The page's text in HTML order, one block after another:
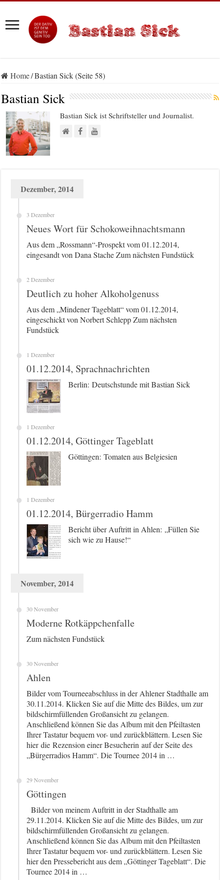
Home/Bastian Sick (Seite 58)
Bastian Sick
Bastian Sick ist Schriftsteller und Journalist.
Dezember, 2014
3 Dezember
Neues Wort für Schokoweihnachtsmann
Aus dem „Rossmann“-Prospekt vom 01.12.2014,
eingesandt von Dana Stache Zum nächsten Fundstück
2 Dezember
Deutlich zu hoher Alkoholgenuss
Aus dem „Mindener Tageblatt“ vom 01.12.2014,
eingeschickt von Norbert Schlepp Zum nächsten
Fundstück
1 Dezember
01.12.2014, Sprachnachrichten
Berlin: Deutschstunde mit Bastian Sick
1 Dezember
01.12.2014, Göttinger Tageblatt
Göttingen: Tomaten aus Belgiesien
1 Dezember
01.12.2014, Bürgerradio Hamm
Bericht über Auftritt in Ahlen: „Füllen Sie
sich wie zu Hause!“
November, 2014
30 November
Moderne Rotkäppchenfalle
Zum nächsten Fundstück
30 November
Ahlen
Bilder vom Tourneeabschluss in der Ahlener Stadthalle am
30.11.2014. Klicken Sie auf die Mitte des Bildes, um zur
bildschirmfüllenden Großansicht zu gelangen.
Anschließend können Sie das Album mit den Pfeiltasten
Ihrer Tastatur bequem vor- und zurückblättern. Lesen Sie
hier die Rezension einer Besucherin auf der Seite des
„Bürgerradios Hamm“. Die Tournee 2014 in …
29 November
Göttingen
Bilder von meinem Auftritt in der Stadthalle am
29.11.2014. Klicken Sie auf die Mitte des Bildes, um zur
bildschirmfüllenden Großansicht zu gelangen.
Anschließend können Sie das Album mit den Pfeiltasten
Ihrer Tastatur bequem vor- und zurückblättern. Lesen Sie
hier den Pressebericht aus dem „Göttinger Tageblatt“. Die
Tournee 2014 in …